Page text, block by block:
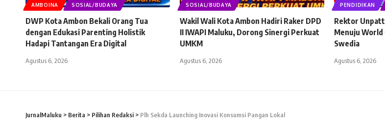
AMBOINA SOSIAL/BUDAYA
DWP Kota Ambon Bekali Orang Tua
dengan Edukasi Parenting Holistik
Hadapi Tantangan Era Digital
Agustus 6, 2026
SOSIAL/BUDAYA
Wakil Wali Kota Ambon Hadiri Raker DPD
II IWAPI Maluku, Dorong Sinergi Perkuat
UMKM
Agustus 6, 2026
PENDIDIKAN
Rektor
Menuju World
Swedia
Agustus 6, 2026
JurnalMaluku > Berita > Pilihan Redaksi > Plh Sekda Launching Inovasi Konsumsi Pangan Lokal